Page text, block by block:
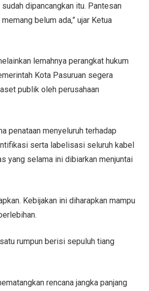
dipancangkan itu. Pantesan
belum ada,” ujar Ketua
lemahnya perangkat hukum
Kota Pasuruan segera
publik oleh perusahaan
penataan menyeluruh terhadap
serta labelisasi seluruh kabel
yang selama ini dibiarkan menjuntai
Kebijakan ini diharapkan mampu
rumpun berisi sepuluh tiang
rencana jangka panjang